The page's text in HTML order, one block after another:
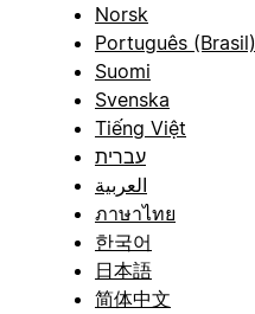
Norsk
Português (Brasil)
Suomi
Svenska
Tiếng Việt
עברית
العربية
ภาษาไทย
한국어
日本語
简体中文